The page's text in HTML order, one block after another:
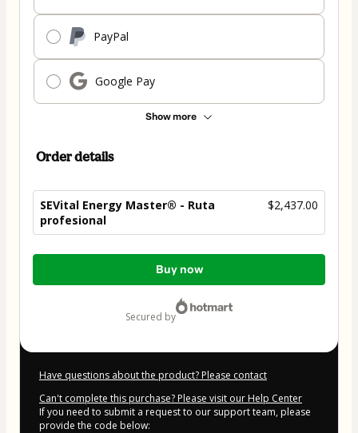
PayPal
Google Pay
Show more
Order details
SEVital Energy Master® - Ruta
profesional
$2,437.00
Total
Buy now
secured by
Have questions about the product? Please contact
Can't complete this purchase? Please visit our Help Center
If you need to submit a request to our support team, please
provide the code below: